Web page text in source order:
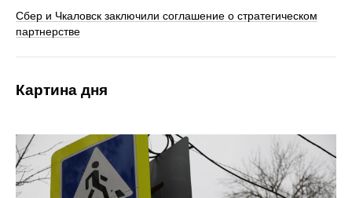
Сбер и Чкаловск заключили соглашение о стратегическом
партнерстве
Картина дня